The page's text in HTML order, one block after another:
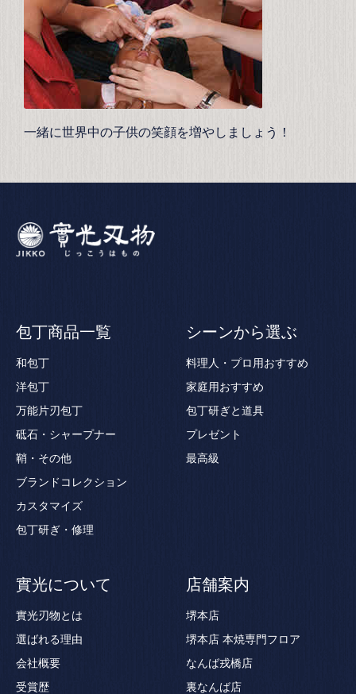
一緒に世界中の子供の笑顔を増やしましょう！
包丁商品一覧
和包丁
洋包丁
万能片刃包丁
砥石・シャープナー
鞘・その他
ブランドコレクション
カスタマイズ
包丁研ぎ・修理
シーンから選ぶ
料理人・プロ用おすすめ
家庭用おすすめ
包丁研ぎと道具
プレゼント
最高級
實光について
實光刃物とは
選ばれる理由
会社概要
受賞歴
店舗案内
堺本店
堺本店 本焼専門フロア
なんば戎橋店
裏なんば店